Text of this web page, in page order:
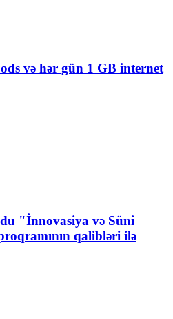
və hər gün 1 GB internet
"İnnovasiya və Süni
qalibləri ilə